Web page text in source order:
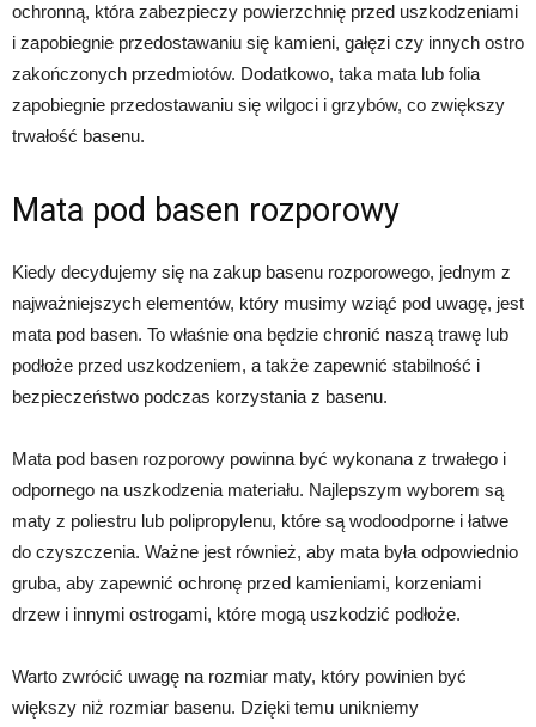
ochronną, która zabezpieczy powierzchnię przed uszkodzeniami
i zapobiegnie przedostawaniu się kamieni, gałęzi czy innych ostro
zakończonych przedmiotów. Dodatkowo, taka mata lub folia
zapobiegnie przedostawaniu się wilgoci i grzybów, co zwiększy
trwałość basenu.
Mata pod basen rozporowy
Kiedy decydujemy się na zakup basenu rozporowego, jednym z
najważniejszych elementów, który musimy wziąć pod uwagę, jest
mata pod basen. To właśnie ona będzie chronić naszą trawę lub
podłoże przed uszkodzeniem, a także zapewnić stabilność i
bezpieczeństwo podczas korzystania z basenu.
Mata pod basen rozporowy powinna być wykonana z trwałego i
odpornego na uszkodzenia materiału. Najlepszym wyborem są
maty z poliestru lub polipropylenu, które są wodoodporne i łatwe
do czyszczenia. Ważne jest również, aby mata była odpowiednio
gruba, aby zapewnić ochronę przed kamieniami, korzeniami
drzew i innymi ostrogami, które mogą uszkodzić podłoże.
Warto zwrócić uwagę na rozmiar maty, który powinien być
większy niż rozmiar basenu. Dzięki temu unikniemy